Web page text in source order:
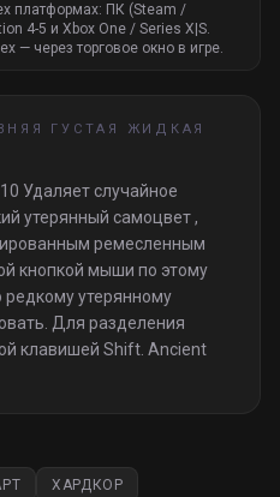
платформах: ПК (Steam /
4-5 и Xbox One / Series X|S.
— через торговое окно в игре.
ГУСТАЯ ЖИДКАЯ
Удаляет случайное
утерянный самоцвет ,
ремесленным
кнопкой мыши по этому
редкому утерянному
Для разделения
клавишей Shift. Ancient
ХАРДКОР